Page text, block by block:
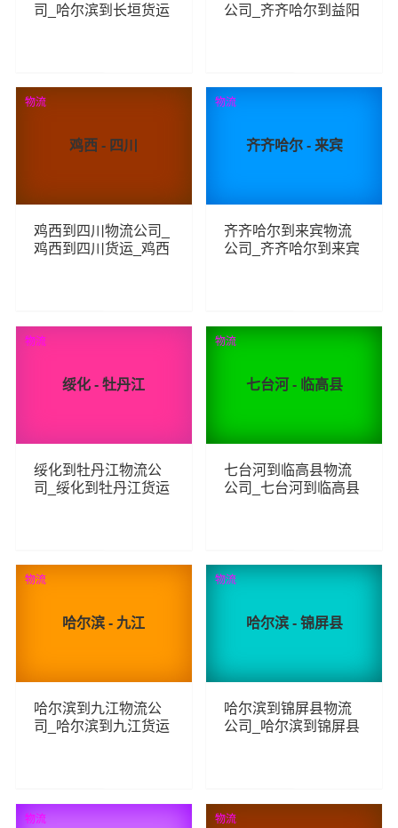
司_哈尔滨到长垣货运
190 查看详细
公司_齐齐哈尔到益阳
246 查看详细
鸡西 - 四川
鸡西到四川物流公司_
鸡西到四川货运_鸡西
253 查看详细
物流
齐齐哈尔 - 来宾
齐齐哈尔到来宾物流
公司_齐齐哈尔到来宾
256 查看详细
物流
绥化 - 牡丹江
绥化到牡丹江物流公
司_绥化到牡丹江货运
255 查看详细
物流
七台河 - 临高县
七台河到临高县物流
公司_七台河到临高县
253 查看详细
物流
哈尔滨 - 九江
哈尔滨到九江物流公
司_哈尔滨到九江货运
267 查看详细
物流
哈尔滨 - 锦屏县
哈尔滨到锦屏县物流
公司_哈尔滨到锦屏县
123 查看详细
物流
物流 物流